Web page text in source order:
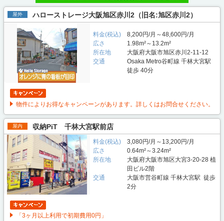
屋外 ハローストレージ大阪旭区赤川2（旧名:旭区赤川2）
料金(税込)
8,200円/月～48,600円/月
広さ
1.98m²～13.2m²
所在地
大阪府大阪市旭区赤川2-11-12
交通
Osaka Metro谷町線 千林大宮駅
徒歩 40分
物件によりお得なキャンペーンがあります。詳しくはお問合せください。
屋内 収納PiT 千林大宮駅前店
料金(税込)
3,080円/月～13,200円/月
広さ
0.64m²～3.24m²
所在地
大阪府大阪市旭区大宮3-20-28 植
田ビル2階
交通
大阪市営谷町線 千林大宮駅 徒歩
2分
「3ヶ月以上利用で初期費用0円」